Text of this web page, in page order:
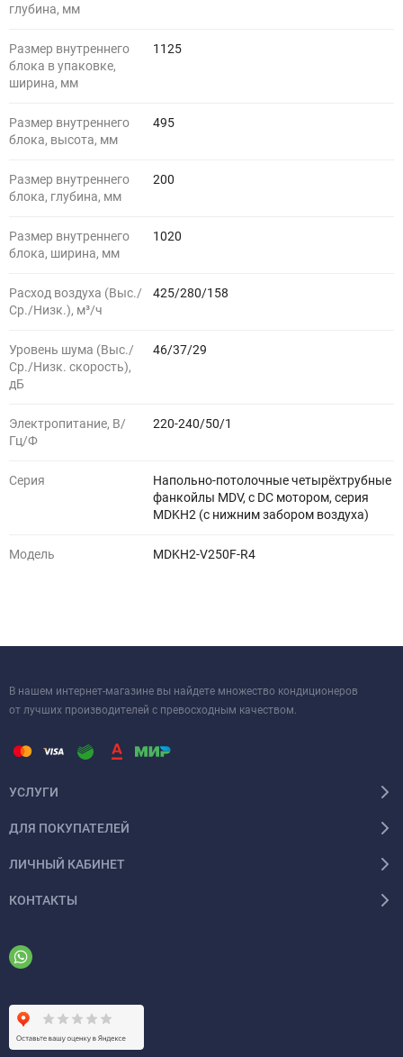
глубина, мм
Размер внутреннего
блока в упаковке,
ширина, мм
1125
Размер внутреннего
блока, высота, мм
495
Размер внутреннего
блока, глубина, мм
200
Размер внутреннего
блока, ширина, мм
1020
Расход воздуха (Выс./
Ср./Низк.), м³/ч
425/280/158
Уровень шума (Выс./
Ср./Низк. скорость),
дБ
46/37/29
Электропитание, В/
Гц/Ф
220-240/50/1
Серия
Напольно-потолочные четырёхтрубные
фанкойлы MDV, с DC мотором, серия
MDKH2 (с нижним забором воздуха)
Модель MDKH2-V250F-R4
В нашем интернет-магазине вы найдете множество кондиционеров
от лучших производителей с превосходным качеством.
УСЛУГИ
ДЛЯ ПОКУПАТЕЛЕЙ
ЛИЧНЫЙ КАБИНЕТ
КОНТАКТЫ